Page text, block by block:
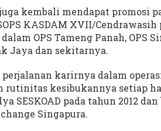
kembali mendapat promosi
KASDAM XVII/
OPS Tameng Panah, OPS
Jaya dan sekitarnya.
perjalanan karirnya dalam
rutinitas kesibukannya setiap
SESKOAD pada tahun 2012
Singapura.